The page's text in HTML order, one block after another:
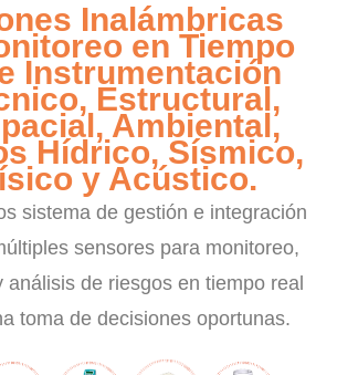
Inalámbricas
en Tiempo
Instrumentación
Estructural,
Ambiental,
Hídrico, Sísmico,
y Acústico.
sistema de gestión e integración
sensores para monitoreo,
análisis de riesgos en tiempo real
toma de decisiones oportunas.